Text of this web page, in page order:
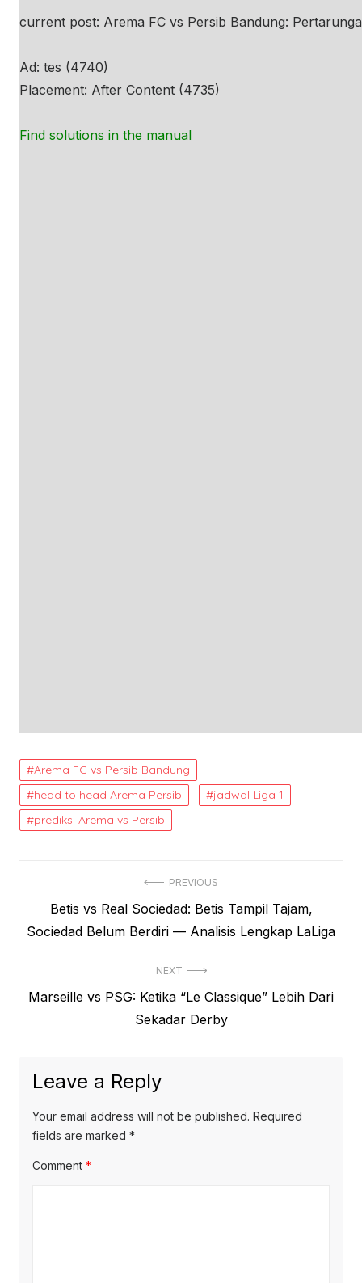
current post: Arema FC vs Persib Bandung:
Ad: tes (4740)
Placement: After Content (4735)
Find solutions in the manual
Arema FC vs Persib Bandung
head to head Arema Persib
jadwal Liga 1
prediksi Arema vs Persib
navigation
PREVIOUS
Previous
post:
Betis vs Real Sociedad: Betis Tampil Tajam,
Sociedad Belum Berdiri — Analisis Lengkap LaLiga
NEXT
Next
Marseille vs PSG: Ketika “Le Classique” Lebih Dari
Sekadar Derby
Leave a Reply
Your email address will not be published. Required
fields are marked *
Comment *